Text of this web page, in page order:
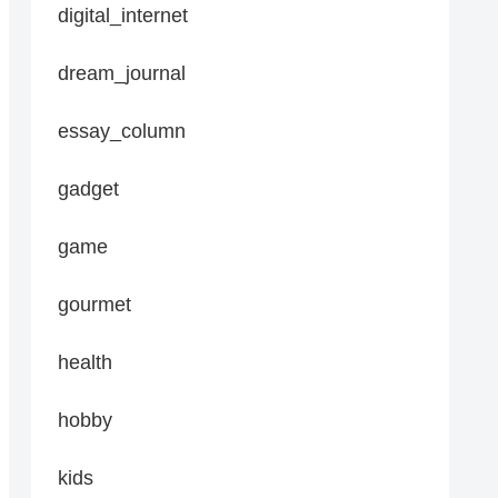
digital_internet
dream_journal
essay_column
gadget
game
gourmet
health
hobby
kids